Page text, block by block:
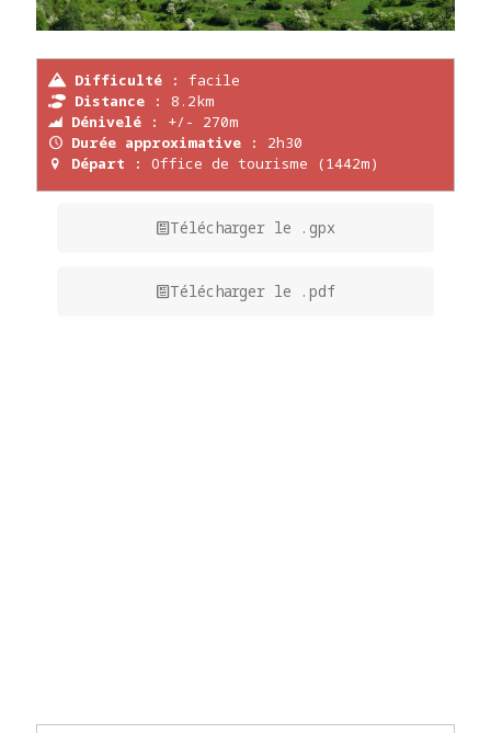
Difficulté :
facile
Distance :
8.2km
Dénivelé :
+/- 270m
Durée approximative :
2h30
Départ :
Office de tourisme (1442m)
Télécharger le .gpx
Télécharger le .pdf